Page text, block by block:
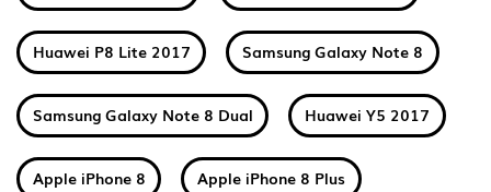
Huawei P8 Lite 2017 Samsung Galaxy Note 8
Samsung Galaxy Note 8 Dual Huawei Y5 2017
Apple iPhone 8 Apple iPhone 8 Plus